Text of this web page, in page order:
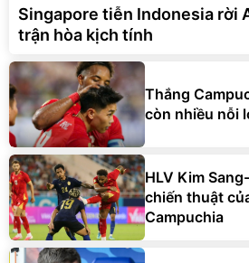
Singapore tiễn Indonesia rời
trận hòa kịch tính
Thắng
còn nhiều nỗi
HLV Kim
chiến thuật
Campuchia